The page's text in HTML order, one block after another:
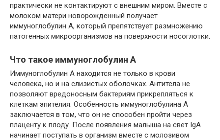
практически не контактируют с внешним миром. Вместе с
молоком матери новорожденный получает
иммуноглобулин A, который препятствует размножению
патогенных микроорганизмов на поверхности носоглотки.
Что такое иммуноглобулин A
Иммуноглобулин A находится не только в крови
человека, но и на слизистых оболочках. Антитела не
позволяют вредоносным бактериям прикрепляться к
клеткам эпителия. Особенность иммуноглобулина A
заключается в том, что он не способен пройти через
плаценту к плоду. После появления малыша на свет IgA
начинает поступать в организм вместе с молозивом